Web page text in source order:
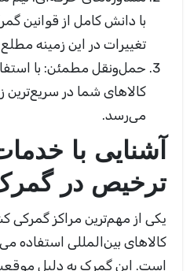
با دانش کامل از قوانین
تغییرات در این زمینه
حمل‌ونقل مطمئن: با
کالاهای شما در
می‌رسد.
آشنایی با
ترخیص در
یکی از مهم‌ترین مراکز گمرکی
کالاهای بین‌المللی استفاده
است. این گمرک به دلیل